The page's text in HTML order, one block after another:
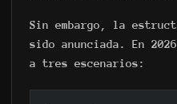
Sin embargo, la
sido anunciada. En
a tres escenarios: